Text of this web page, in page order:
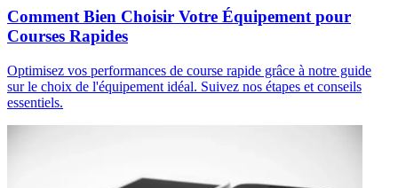
Comment Bien Choisir Votre Équipement pour
Courses Rapides
Optimisez vos performances de course rapide grâce à notre guide
sur le choix de l'équipement idéal. Suivez nos étapes et conseils
essentiels.